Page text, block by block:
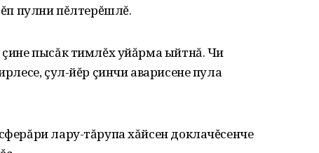
пулни пĕлтерĕшлĕ.
пысăк тимлĕх уйăрма ыйтнă. Чи
çул-йĕр çинчи аварисене пула
лару-тăрупа хăйсен доклачĕсенче